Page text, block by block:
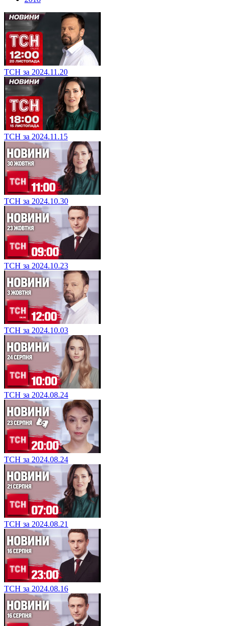
ТСН за 2024.11.20
ТСН за 2024.11.15
ТСН за 2024.10.30
ТСН за 2024.10.23
ТСН за 2024.10.03
ТСН за 2024.08.24
ТСН за 2024.08.24
ТСН за 2024.08.21
ТСН за 2024.08.16